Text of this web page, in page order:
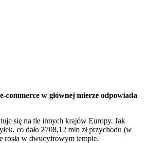
commerce w głównej mierze odpowiada
się na tle innych krajów Europy. Jak
co dało 2708,12 mln zł przychodu (w
rosła w dwucyfrowym tempie.